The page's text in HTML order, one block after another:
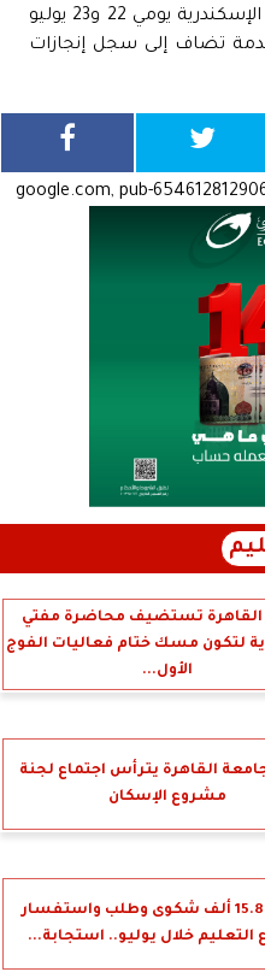
والنهائية من المسابقة بمدينة الإسكندرية يومي 22 و23 يوليو
تضاف إلى سجل إنجازات
google.com, pub-
القاهرة تستضيف محاضرة مفتي
لتكون مسك ختام فعاليات الفوج
الأول...
القاهرة يترأس اجتماع لجنة
مشروع الإسكان
حلمى : 15.8 ألف شكوى وطلب واستفسار
التعليم خلال يوليو.. استجابة...